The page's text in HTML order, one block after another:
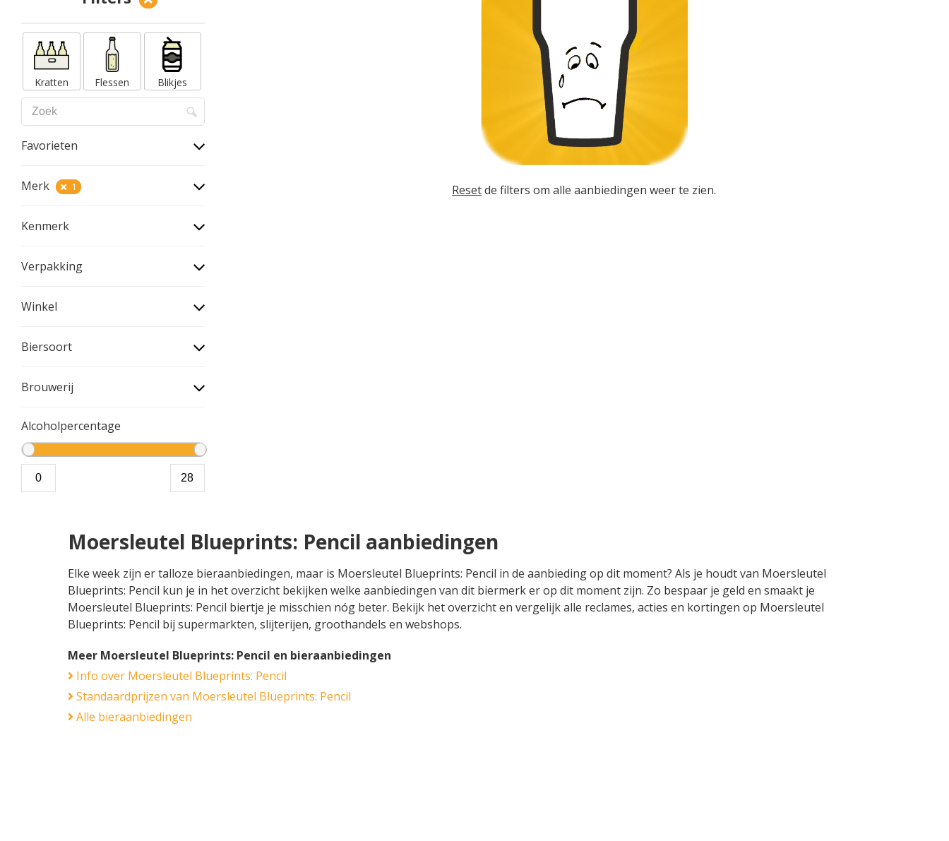
Kratten Flessen Blikjes
Favorieten
Merk 1
Kenmerk
Verpakking
Winkel
Biersoort
Brouwerij
Alcoholpercentage
Resetde filters om alle aanbiedingen weer te zien.
Moersleutel Blueprints: Pencil aanbiedingen
Elke week zijn er talloze bieraanbiedingen, maar is Moersleutel Blueprints: Pencil in de aanbieding op dit moment? Als je houdt van Moersleutel
Blueprints: Pencil kun je in het overzicht bekijken welke aanbiedingen van dit biermerk er op dit moment zijn. Zo bespaar je geld en smaakt je
Moersleutel Blueprints: Pencil biertje je misschien nóg beter. Bekijk het overzicht en vergelijk alle reclames, acties en kortingen op Moersleutel
Blueprints: Pencil bij supermarkten, slijterijen, groothandels en webshops.
Meer Moersleutel Blueprints: Pencil en bieraanbiedingen
Info over Moersleutel Blueprints: Pencil
Standaardprijzen van Moersleutel Blueprints: Pencil
Alle bieraanbiedingen